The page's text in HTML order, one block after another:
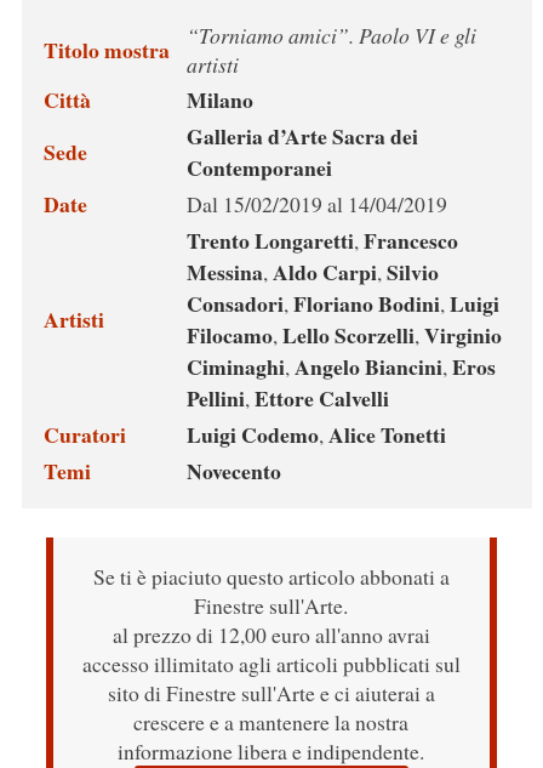
Titolo mostra
“Torniamo amici”. Paolo VI e gli
artisti
Città
Milano
Sede
Galleria d’Arte Sacra dei
Contemporanei
Date
Dal 15/02/2019 al 14/04/2019
Artisti
Trento Longaretti,Francesco
Messina,Aldo Carpi,Silvio
Consadori,Floriano Bodini,Luigi
Filocamo,Lello Scorzelli,Virginio
Ciminaghi,Angelo Biancini,Eros
Pellini,Ettore Calvelli
Curatori
Luigi Codemo,Alice Tonetti
Temi
Novecento
Se ti è piaciuto questo articolo abbonati a
Finestre sull'Arte.
al prezzo di 12,00 euro all'anno avrai
accesso illimitato agli articoli pubblicati sul
sito di Finestre sull'Arte e ci aiuterai a
crescere e a mantenere la nostra
informazione libera e indipendente.